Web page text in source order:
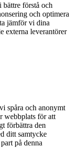
bättre förstå och
och optimera
jämför vi dina
externa leverantörer
spåra och anonymt
webbplats för att
förbättra den
ditt samtycke
på denna